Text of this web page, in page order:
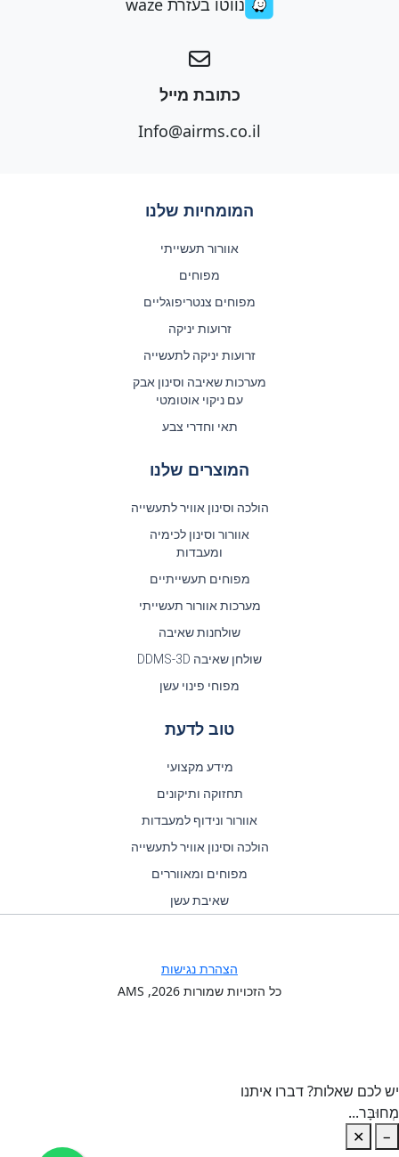
כתובת מייל
Info@airms.co.il
המומחיות שלנו
אוורור תעשייתי
מפוחים
מפוחים צנטריפוגליים
זרועות יניקה
זרועות יניקה לתעשייה
מערכות שאיבה וסינון אבק
עם ניקוי אוטומטי
תאי וחדרי צבע
המוצרים שלנו
הולכה וסינון אוויר לתעשייה
אוורור וסינון לכימיה
ומעבדות
מפוחים תעשייתיים
מערכות אוורור תעשייתי
שולחנות שאיבה
שולחן שאיבה DDMS-3D
מפוחי פינוי עשן
טוב לדעת
מידע מקצועי
תחזוקה ותיקונים
אוורור ונידוף למעבדות
הולכה וסינון אוויר לתעשייה
מפוחים ומאווררים
שאיבת עשן
כל הזכויות שמורות 2026
, AMS
הצהרת נגישות
יש לכם שאלות? דברו איתנו
מְחוּבָּר...
−
✕